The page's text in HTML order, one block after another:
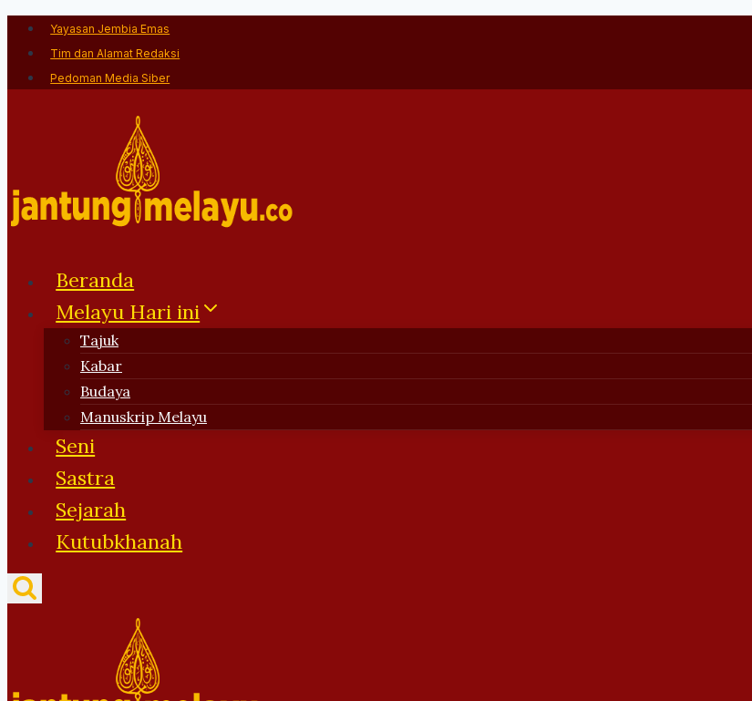
Skip
content
Yayasan Jembia Emas
Tim dan Alamat Redaksi
Pedoman Media Siber
Beranda
Melayu Hari ini
Tajuk
Kabar
Budaya
Manuskrip Melayu
Seni
Sastra
Sejarah
Kutubkhanah